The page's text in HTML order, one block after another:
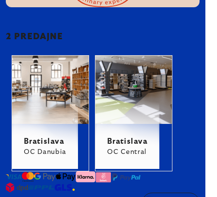
2 PREDAJNE
Bratislava
OC Danubia
Bratislava
OC Central